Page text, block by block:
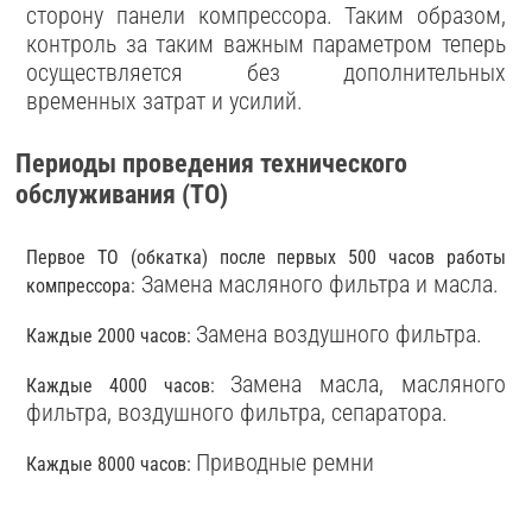
сторону панели компрессора. Таким образом,
контроль за таким важным параметром теперь
осуществляется без дополнительных
временных затрат и усилий.
Периоды проведения технического
обслуживания (ТО)
Первое ТО (обкатка) после первых 500 часов работы
компрессора: Замена масляного фильтра и масла.
Каждые 2000 часов: Замена воздушного фильтра.
Каждые 4000 часов: Замена масла, масляного
фильтра, воздушного фильтра, сепаратора.
Каждые 8000 часов: Приводные ремни